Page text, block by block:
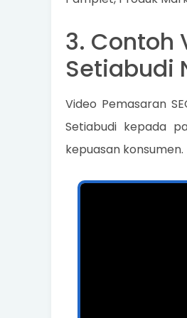
3. Contoh
Setiabudi
Video Pemasaran
Setiabudi kepada
kepuasan konsumen.